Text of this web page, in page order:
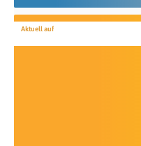
Aktuell auf